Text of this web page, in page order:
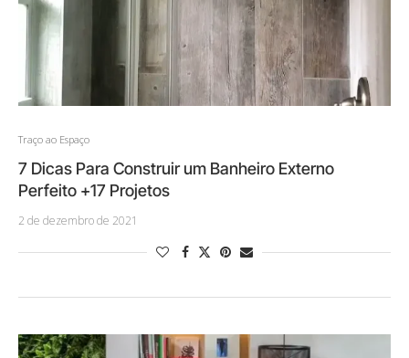
Traço ao Espaço
7 Dicas Para Construir um Banheiro Externo
Perfeito +17 Projetos
2 de dezembro de 2021